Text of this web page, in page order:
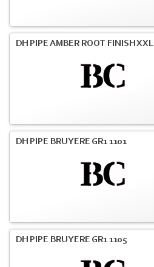
DH PIPE AMBER ROOT FINISH XXL
DH PIPE BRUYERE GR1 1101
DH PIPE BRUYERE GR1 1105